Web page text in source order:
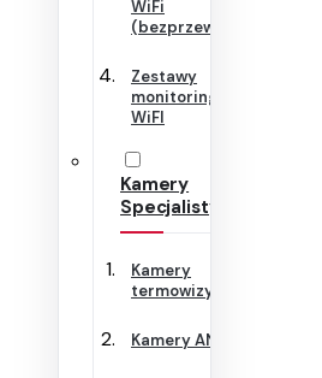
WiFi
(bezprzewodowe)
Zestawy
monitoringu
WiFI
Kamery
Specjalistyczne
Kamery
termowizyjne
Kamery ANPR